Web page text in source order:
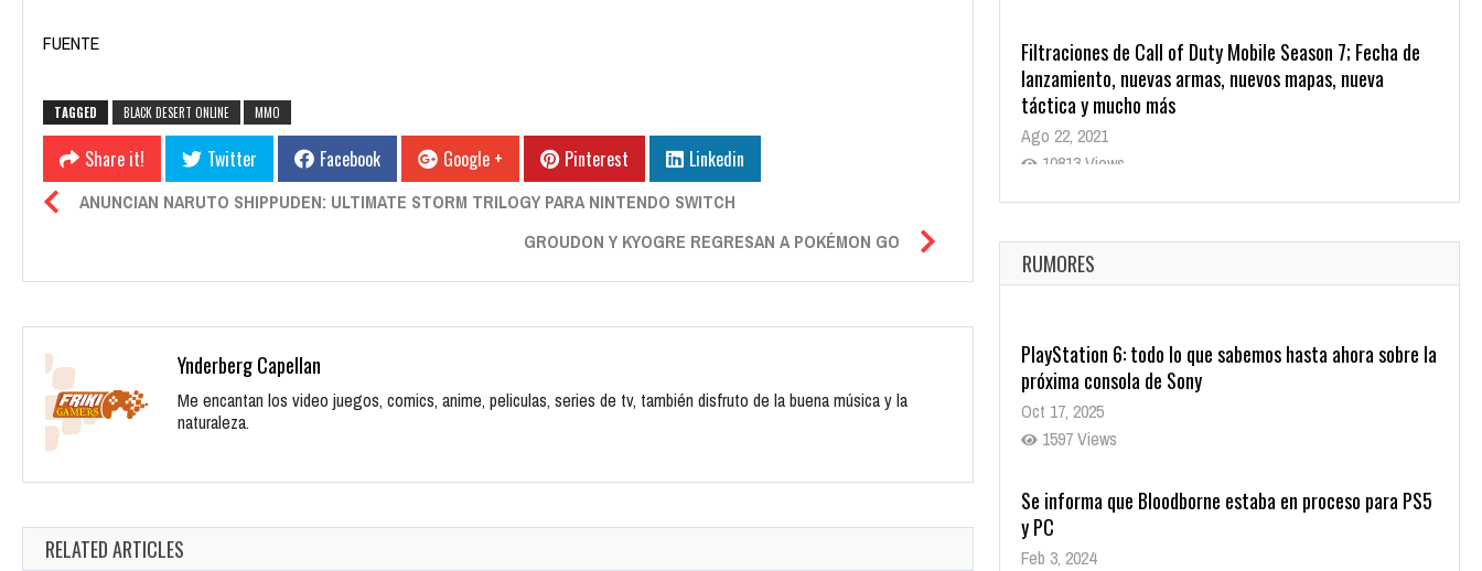
FUENTE
TAGGED BLACK DESERT ONLINE
Share it! Twitter Facebook Google + Pinterest Linkedin
ANUNCIAN NARUTO SHIPPUDEN: ULTIMATE STORM TRILOGY PARA NINTENDO SWITCH
Filtraciones de Call of Duty Mobile Season 7; Fecha de
lanzamiento, nuevas armas, nuevos mapas, nueva
táctica y mucho más
Ago 22, 2021
10813 Views
La configuración de Call of Duty 2021 aparentemente
Ago 8, 2021
9995 Views
RUMORES
PlayStation 6: todo lo que sabemos hasta ahora sobre la
próxima consola de Sony
Oct 17, 2025
1597 Views
Se informa que Bloodborne estaba en proceso para PS5
y PC
Feb 3, 2024